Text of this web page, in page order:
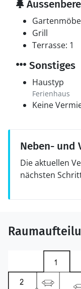
Grill
Terrasse: 1
Sonstiges
Haustyp
Ferienhaus
Keine
Neben- und
Die aktuellen
nächsten